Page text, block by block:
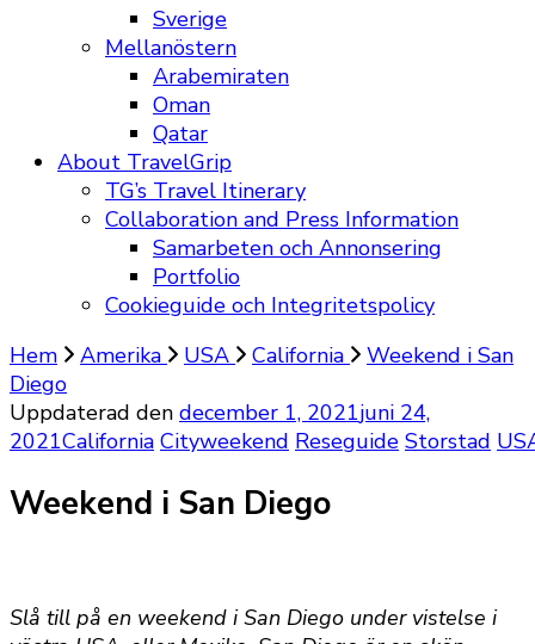
Sverige
Mellanöstern
Arabemiraten
Oman
Qatar
About TravelGrip
TG’s Travel Itinerary
Collaboration and Press Information
Samarbeten och Annonsering
Portfolio
Cookieguide och Integritetspolicy
Hem
Amerika USA California
Weekend i San
Diego
Uppdaterad den december 1, 2021juni 24,
2021California Cityweekend Reseguide Storstad
Weekend i San Diego
Slå till på en weekend i San Diego under vistelse i